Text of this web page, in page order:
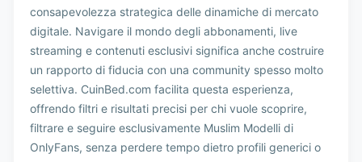
consapevolezza strategica delle dinamiche di mercato
digitale. Navigare il mondo degli abbonamenti, live
streaming e contenuti esclusivi significa anche costruire
un rapporto di fiducia con una community spesso molto
selettiva. CuinBed.com facilita questa esperienza,
offrendo filtri e risultati precisi per chi vuole scoprire,
filtrare e seguire esclusivamente Muslim Modelli di
OnlyFans, senza perdere tempo dietro profili generici o